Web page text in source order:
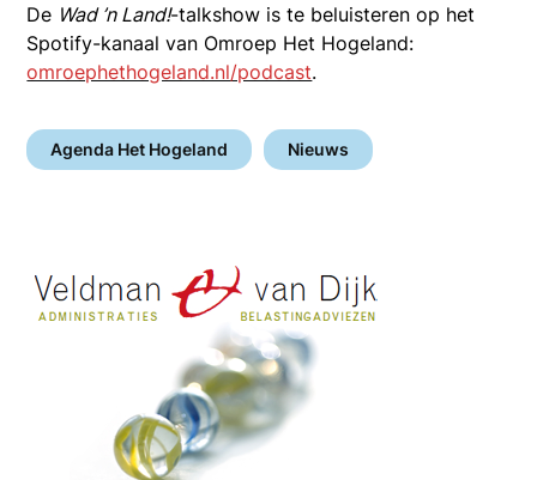
De Wad ’n Land!-talkshow is te beluisteren op het
Spotify-kanaal van Omroep Het Hogeland:
omroephethogeland.nl/podcast.
Agenda Het Hogeland Nieuws